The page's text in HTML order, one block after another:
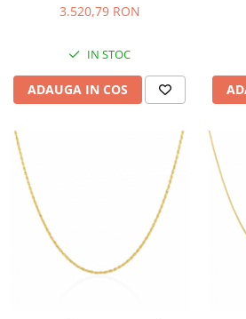
3.520,79 RON
IN STOC
ADAUGA IN COS